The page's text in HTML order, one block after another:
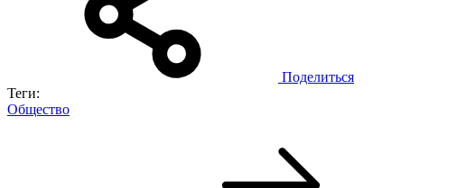
Поделиться
Теги:
Общество